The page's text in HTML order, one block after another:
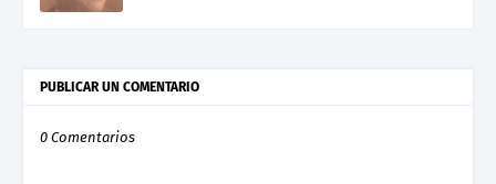
PUBLICAR UN COMENTARIO
0 Comentarios